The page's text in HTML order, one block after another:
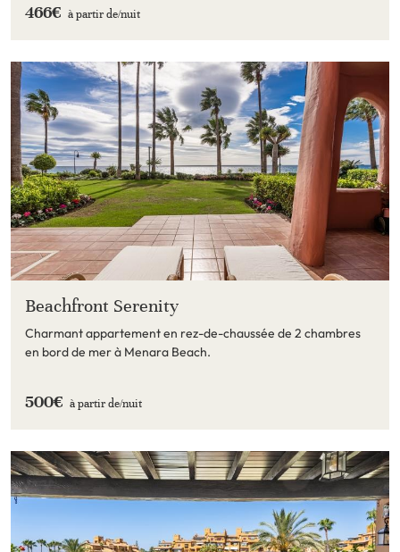
466€ à partir de/nuit
Beachfront Serenity
Charmant appartement en rez-de-chaussée de 2 chambres
en bord de mer à Menara Beach.
500€ à partir de/nuit